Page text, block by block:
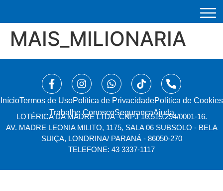
MAIS_MILIONARIA
Início⁠Termos de UsoPolítica de PrivacidadePolítica de Cookies
Trabalhe ConoscoSegurançaAjuda
LOTÉRICA DA MADRE LTDA -CNPJ 10.519.294/0001-16.
AV. MADRE LEONIA MILITO, 1175, SALA 06 SUBSOLO - BELA
SUIÇA, LONDRINA/ PARANÁ - 86050-270
TELEFONE: 43 3337-1117